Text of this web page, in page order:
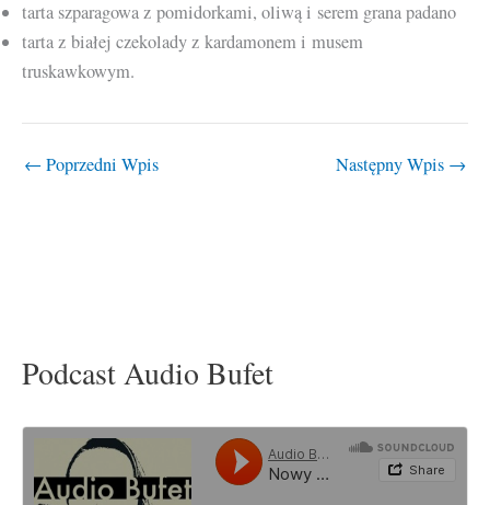
tarta szparagowa z pomidorkami, oliwą i serem grana padano
tarta z białej czekolady z kardamonem i musem
truskawkowym.
← Poprzedni Wpis Następny Wpis →
Podcast Audio Bufet